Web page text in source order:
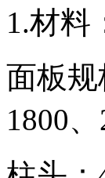
1.材料
面板规
1800